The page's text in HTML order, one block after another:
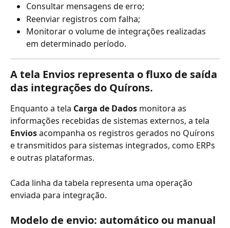
Consultar mensagens de erro;
Reenviar registros com falha;
Monitorar o volume de integrações realizadas
em determinado período.
A tela Envios representa o fluxo de saída
das integrações do Quírons.
Enquanto a tela Carga de Dados monitora as
informações recebidas de sistemas externos, a tela
Envios acompanha os registros gerados no Quírons
e transmitidos para sistemas integrados, como ERPs
e outras plataformas.
Cada linha da tabela representa uma operação
enviada para integração.
Modelo de envio: automático ou manual